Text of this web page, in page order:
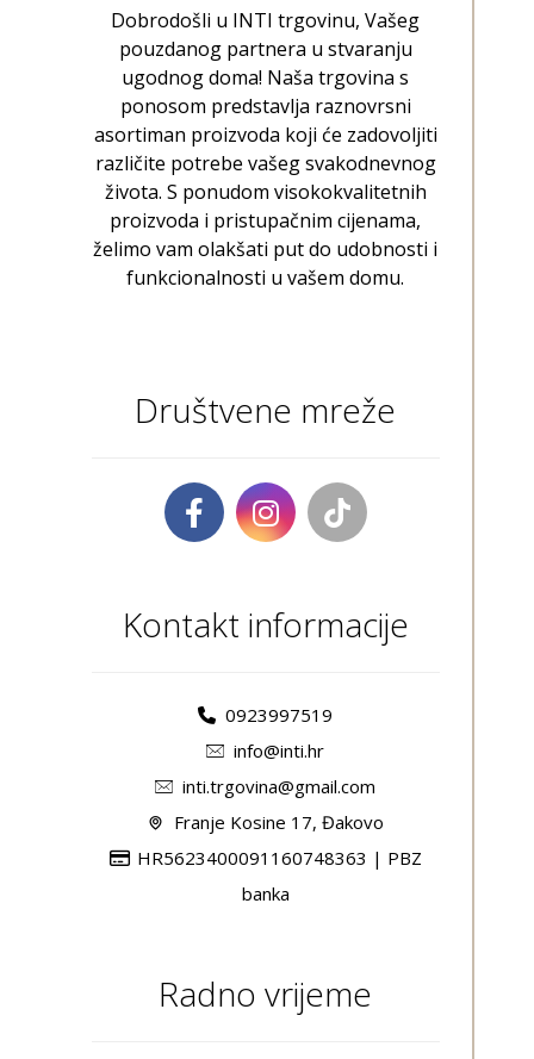
Dobrodošli u INTI trgovinu, Vašeg
pouzdanog partnera u stvaranju
ugodnog doma! Naša trgovina s
ponosom predstavlja raznovrsni
asortiman proizvoda koji će zadovoljiti
različite potrebe vašeg svakodnevnog
života. S ponudom visokokvalitetnih
proizvoda i pristupačnim cijenama,
želimo vam olakšati put do udobnosti i
funkcionalnosti u vašem domu.
Društvene mreže
Kontakt informacije
0923997519
info@inti.hr
inti.trgovina@gmail.com
Franje Kosine 17, Đakovo
HR5623400091160748363 | PBZ
banka
Radno vrijeme